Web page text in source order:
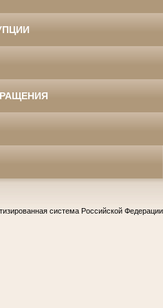
система Российской